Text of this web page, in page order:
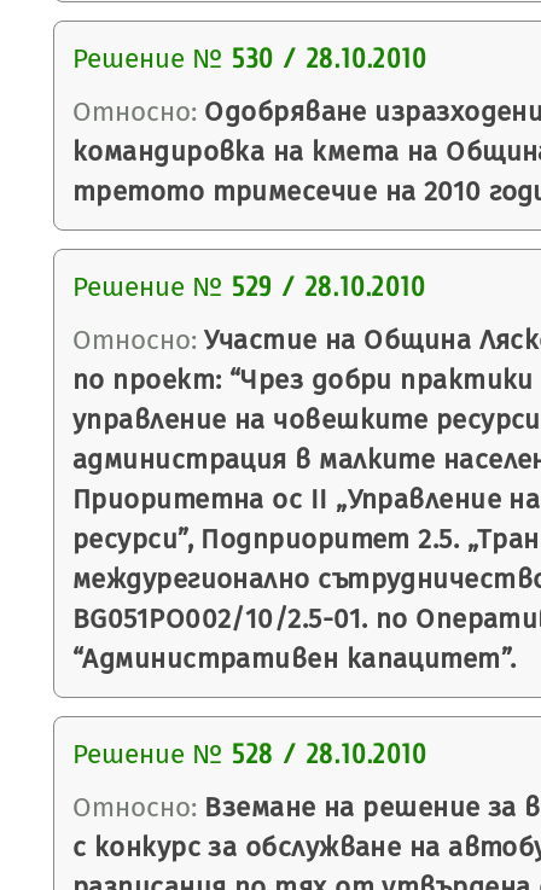
Решение № 530 / 28.10.2010
Относно: Одобряване
командировка на кмета на
третото тримесечие на 2010
Решение № 529 / 28.10.2010
Относно: Участие на Община
по проект: “Чрез добри
управление на човешките
администрация в малките
Приоритетна ос II „Управление
ресурси”, Подприоритет 2.5.
междурегионално
BG051PO002/10/2.5-01. по
“Административен капацитет”.
Решение № 528 / 28.10.2010
Относно: Вземане на решение за
с конкурс за обслужване на